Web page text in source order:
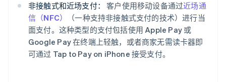
非接触式和近场支付：
客户使用移动设备通过近场通
信（NFC）
（一种支持非接触式支付的技术）进行当
面支付。这种类型的支付包括使用 Apple Pay 或
Google Pay 在终端上轻触，或者商家无需读卡器即
可通过 Tap to Pay on iPhone 接受支付。